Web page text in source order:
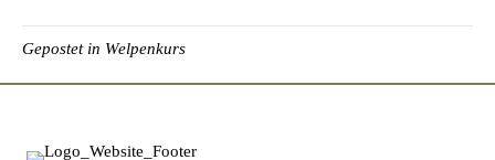
Gepostet in Welpenkurs